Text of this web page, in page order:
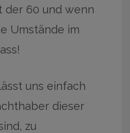
der 60 und wenn
Umstände im
uns einfach
dieser
zu